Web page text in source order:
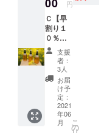
ダル
ウッド
ブレン
ド〕か
ら選び
くださ
い。 ※
税、送
料込み
※定価
３,６４
０円
（税・
00 円
Ｃ【早
割り１
０％オ
フ】
Maa
Honey
Shamp
oo ３種
の香り
セット
〔ラベ
支援
者：
3人
お届
け予
定：
2021
年06
月
こ
の